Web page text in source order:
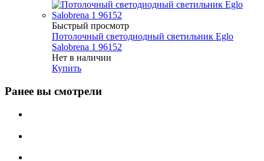
Быстрый просмотр
Потолочный светодиодный светильник Eglo
Salobrena 1 96152
Нет в наличии
Купить
Ранее вы смотрели